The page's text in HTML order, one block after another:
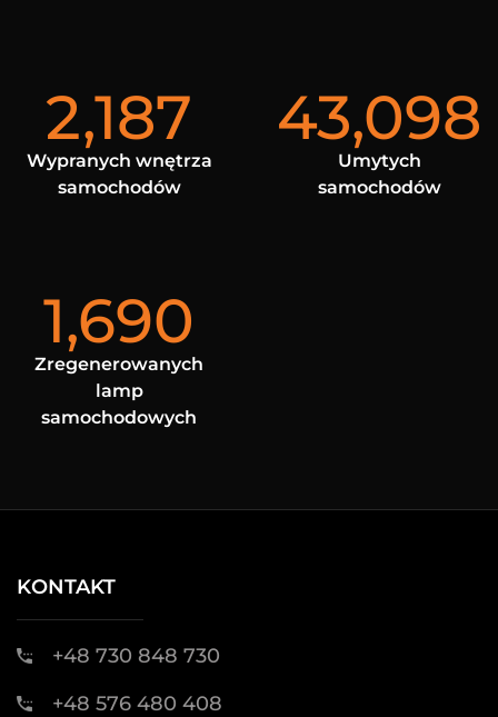
2,187
Wypranych wnętrza
samochodów
43,098
Umytych
samochodów
1,690
Zregenerowanych
lamp
samochodowych
KONTAKT
+48 730 848 730
+48 576 480 408